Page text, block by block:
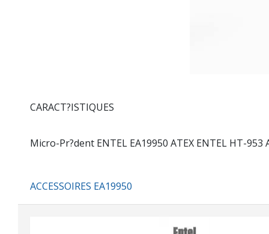
CARACT?ISTIQUES
Micro-Pr?dent ENTEL EA19950 ATEX ENTEL HT-953
ACCESSOIRES EA19950